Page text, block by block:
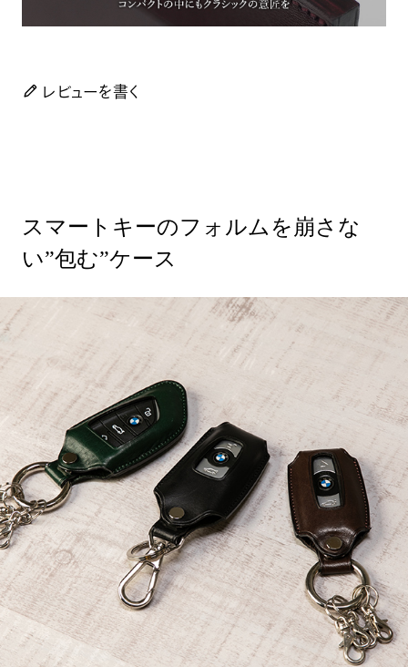
レビューを書く
スマートキーのフォルムを崩さな
い”包む”ケース